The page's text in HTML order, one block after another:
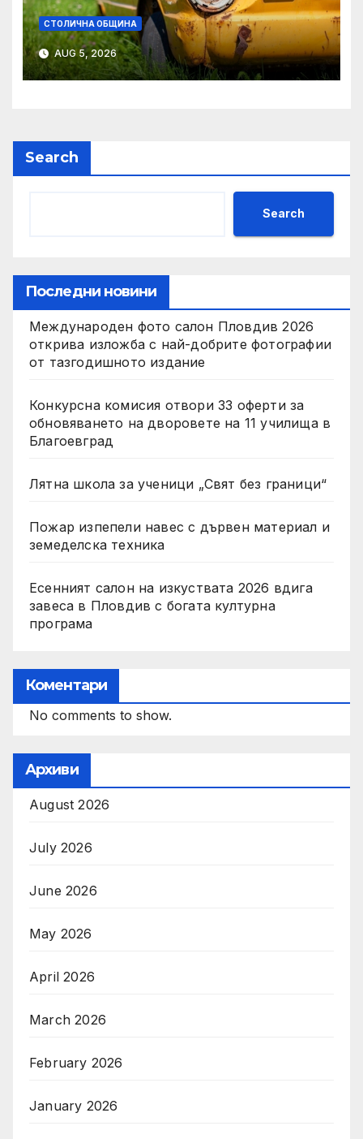
СТОЛИЧНА ОБЩИНА
AUG 5, 2026
Search
Search
Последни новини
Международен фото салон Пловдив 2026
открива изложба с най-добрите фотографии
от тазгодишното издание
Конкурсна комисия отвори 33 оферти за
обновяването на дворовете на 11 училища в
Благоевград
Лятна школа за ученици „Свят без граници“
Пожар изпепели навес с дървен материал и
земеделска техника
Есенният салон на изкуствата 2026 вдига
завеса в Пловдив с богата културна
програма
Коментари
No comments to show.
Архиви
August 2026
July 2026
June 2026
May 2026
April 2026
March 2026
February 2026
January 2026